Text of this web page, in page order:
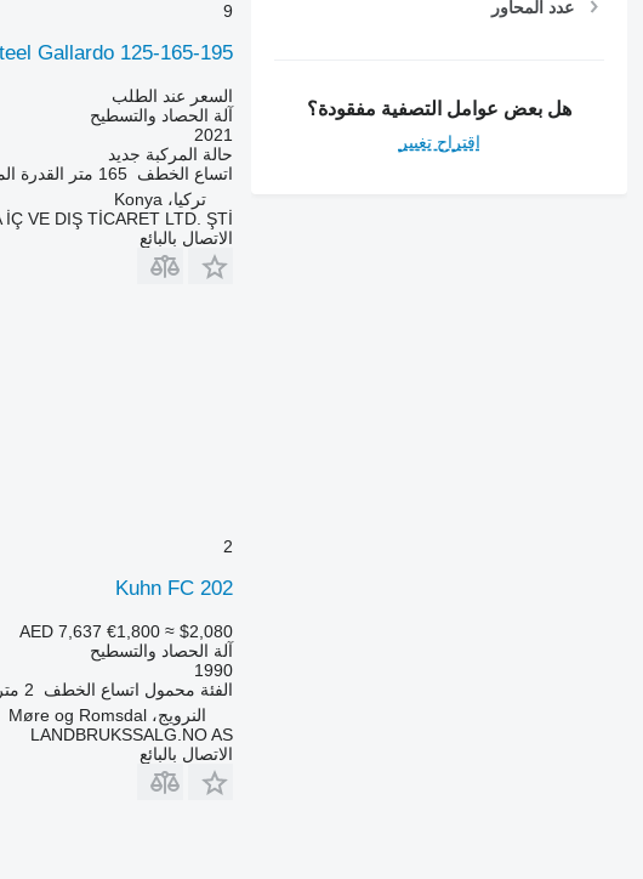
عدد المحاور
هل بعض عوامل التصفية مفقودة؟
اقتراح تغيير
9
Gallardo 125-165-195
السعر عند الطلب
آلة الحصاد والتسطيح
2021
حالة المركبة جديد
اتساع الخطف 165 متر القدرة
تركيا، Konya
VE DIŞ TİCARET LTD. ŞTİ.
الاتصال بالبائع
2
Kuhn FC 202
AED 7,637 €1,800 ≈ $2,080
آلة الحصاد والتسطيح
1990
الفئة محمول اتساع الخطف
2 متر
النرويج، Møre og Romsdal
LANDBRUKSSALG.NO AS
الاتصال بالبائع